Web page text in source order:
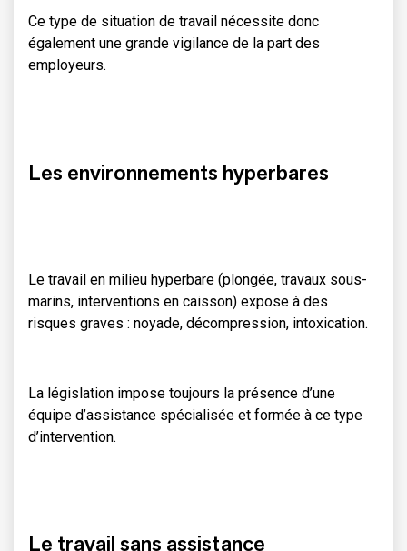
Ce type de situation de travail nécessite donc
également une grande vigilance de la part des
employeurs.
Les environnements hyperbares
Le travail en milieu hyperbare (plongée, travaux sous-
marins, interventions en caisson) expose à des
risques graves : noyade, décompression, intoxication.
La législation impose toujours la présence d’une
équipe d’assistance spécialisée et formée à ce type
d’intervention.
Le travail sans assistance